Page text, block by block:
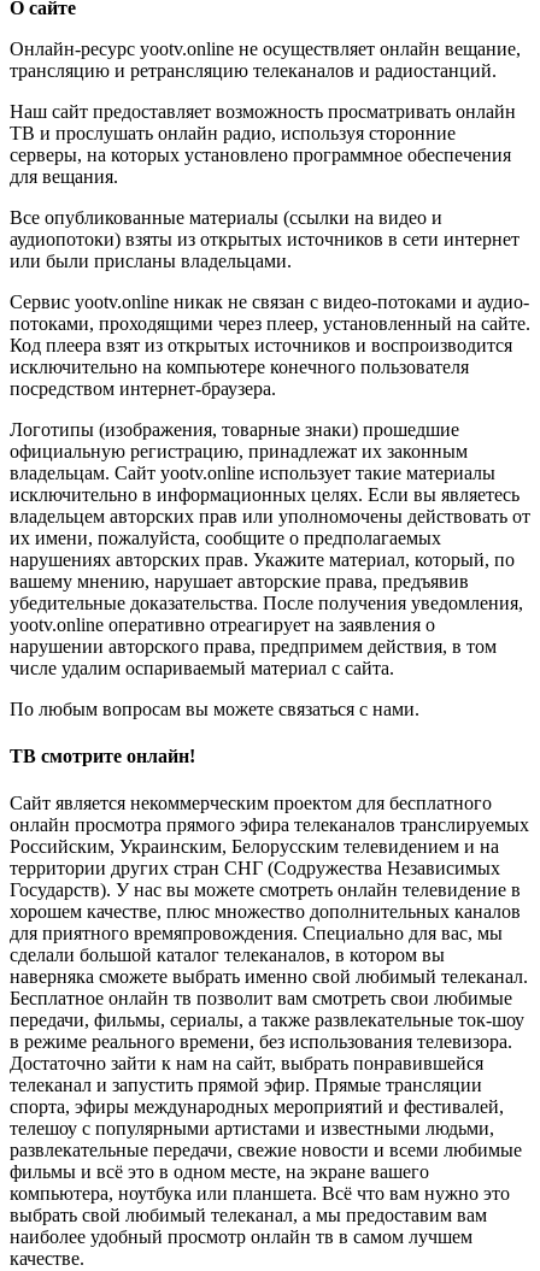
О сайте
Онлайн-ресурс yootv.online не осуществляет онлайн вещание,
трансляцию и ретрансляцию телеканалов и радиостанций.
Наш сайт предоставляет возможность просматривать онлайн
ТВ и прослушать онлайн радио, используя сторонние
серверы, на которых установлено программное обеспечения
для вещания.
Все опубликованные материалы (ссылки на видео и
аудиопотоки) взяты из открытых источников в сети интернет
или были присланы владельцами.
Сервис yootv.online никак не связан с видео-потоками и аудио-
потоками, проходящими через плеер, установленный на сайте.
Код плеера взят из открытых источников и воспроизводится
исключительно на компьютере конечного пользователя
посредством интернет-браузера.
Логотипы (изображения, товарные знаки) прошедшие
официальную регистрацию, принадлежат их законным
владельцам. Сайт yootv.online использует такие материалы
исключительно в информационных целях. Если вы являетесь
владельцем авторских прав или уполномочены действовать от
их имени, пожалуйста, сообщите о предполагаемых
нарушениях авторских прав. Укажите материал, который, по
вашему мнению, нарушает авторские права, предъявив
убедительные доказательства. После получения уведомления,
yootv.online оперативно отреагирует на заявления о
нарушении авторского права, предпримем действия, в том
числе удалим оспариваемый материал с сайта.
По любым вопросам вы можете связаться с нами.
ТВ смотрите онлайн!
Сайт является некоммерческим проектом для бесплатного
онлайн просмотра прямого эфира телеканалов транслируемых
Российским, Украинским, Белорусским телевидением и на
территории других стран СНГ (Содружества Независимых
Государств). У нас вы можете смотреть онлайн телевидение в
хорошем качестве, плюс множество дополнительных каналов
для приятного времяпровождения. Специально для вас, мы
сделали большой каталог телеканалов, в котором вы
наверняка сможете выбрать именно свой любимый телеканал.
Бесплатное онлайн тв позволит вам смотреть свои любимые
передачи, фильмы, сериалы, а также развлекательные ток-шоу
в режиме реального времени, без использования телевизора.
Достаточно зайти к нам на сайт, выбрать понравившейся
телеканал и запустить прямой эфир. Прямые трансляции
спорта, эфиры международных мероприятий и фестивалей,
телешоу с популярными артистами и известными людьми,
развлекательные передачи, свежие новости и всеми любимые
фильмы и всё это в одном месте, на экране вашего
компьютера, ноутбука или планшета. Всё что вам нужно это
выбрать свой любимый телеканал, а мы предоставим вам
наиболее удобный просмотр онлайн тв в самом лучшем
качестве.